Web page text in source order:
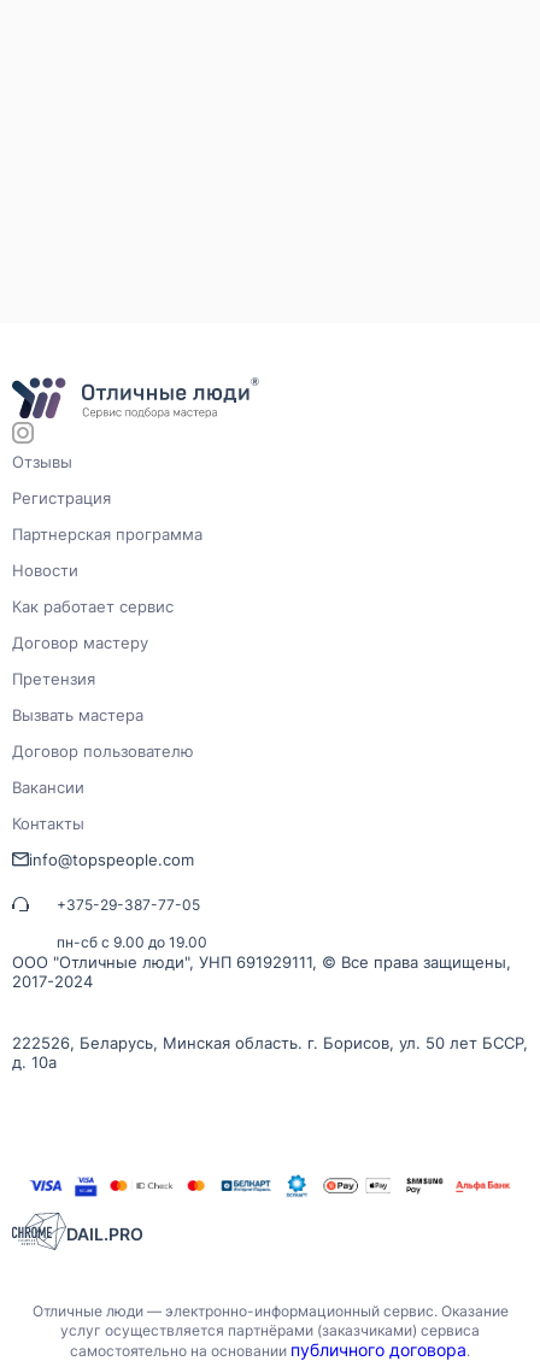
ООО "Отличные люди", УНП 691929111, © Все права защищены,
2017-2024
222526, Беларусь, Минская область. г. Борисов, ул. 50 лет БССР,
д. 10а
Отзывы
Регистрация
Партнерская программа
Новости
Как работает сервис
Договор мастеру
Претензия
Вызвать мастера
Договор пользователю
Вакансии
Контакты
info@topspeople.com
+375-29-387-77-05
пн-сб с 9.00 до 19.00
DAIL.PRO
Отличные люди — электронно-информационный сервис. Оказание
услуг осуществляется партнёрами (заказчиками) сервиса
самостоятельно на основании публичного договора.